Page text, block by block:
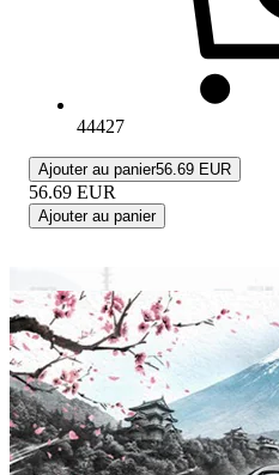
44427
Ajouter au panier56.69 EUR
56.69 EUR
Ajouter au panier